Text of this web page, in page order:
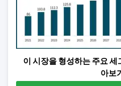
이 시장을 형성하는 주요
아보